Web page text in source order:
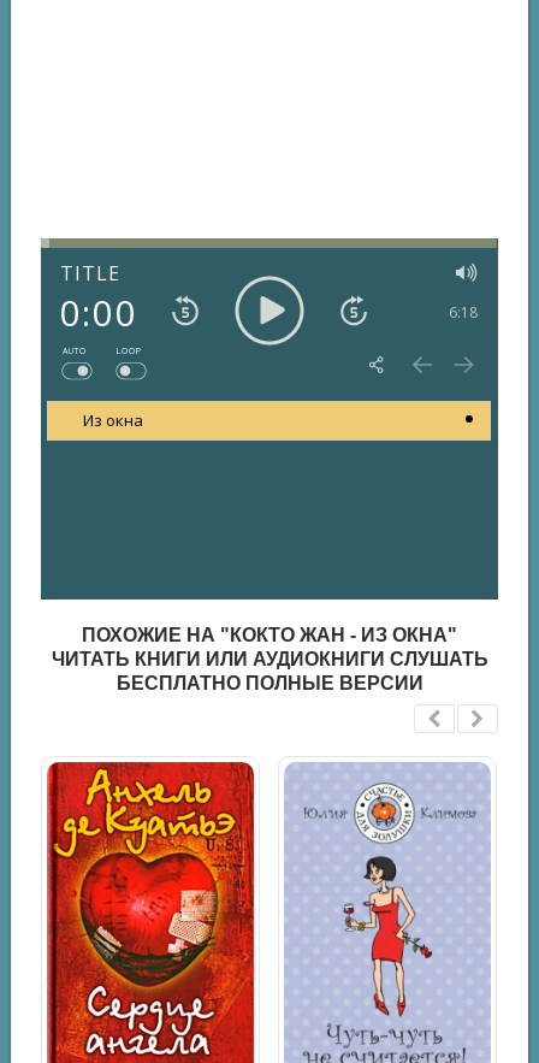
TITLE
0:00 6:18
AUTO LOOP
Из окна
ПОХОЖИЕ НА "КОКТО ЖАН - ИЗ ОКНА"
ЧИТАТЬ КНИГИ ИЛИ АУДИОКНИГИ СЛУШАТЬ
БЕСПЛАТНО ПОЛНЫЕ ВЕРСИИ